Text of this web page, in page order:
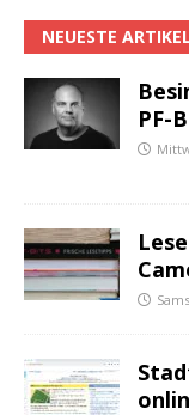
NEUESTE ARTIKEL
PF-